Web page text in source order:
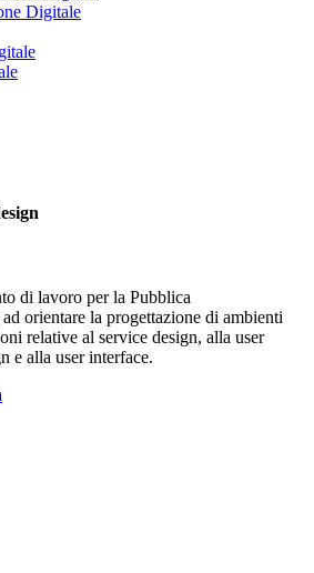
Digitale
di lavoro per la Pubblica
orientare la progettazione di ambienti
relative al service design, alla user
e alla user interface.